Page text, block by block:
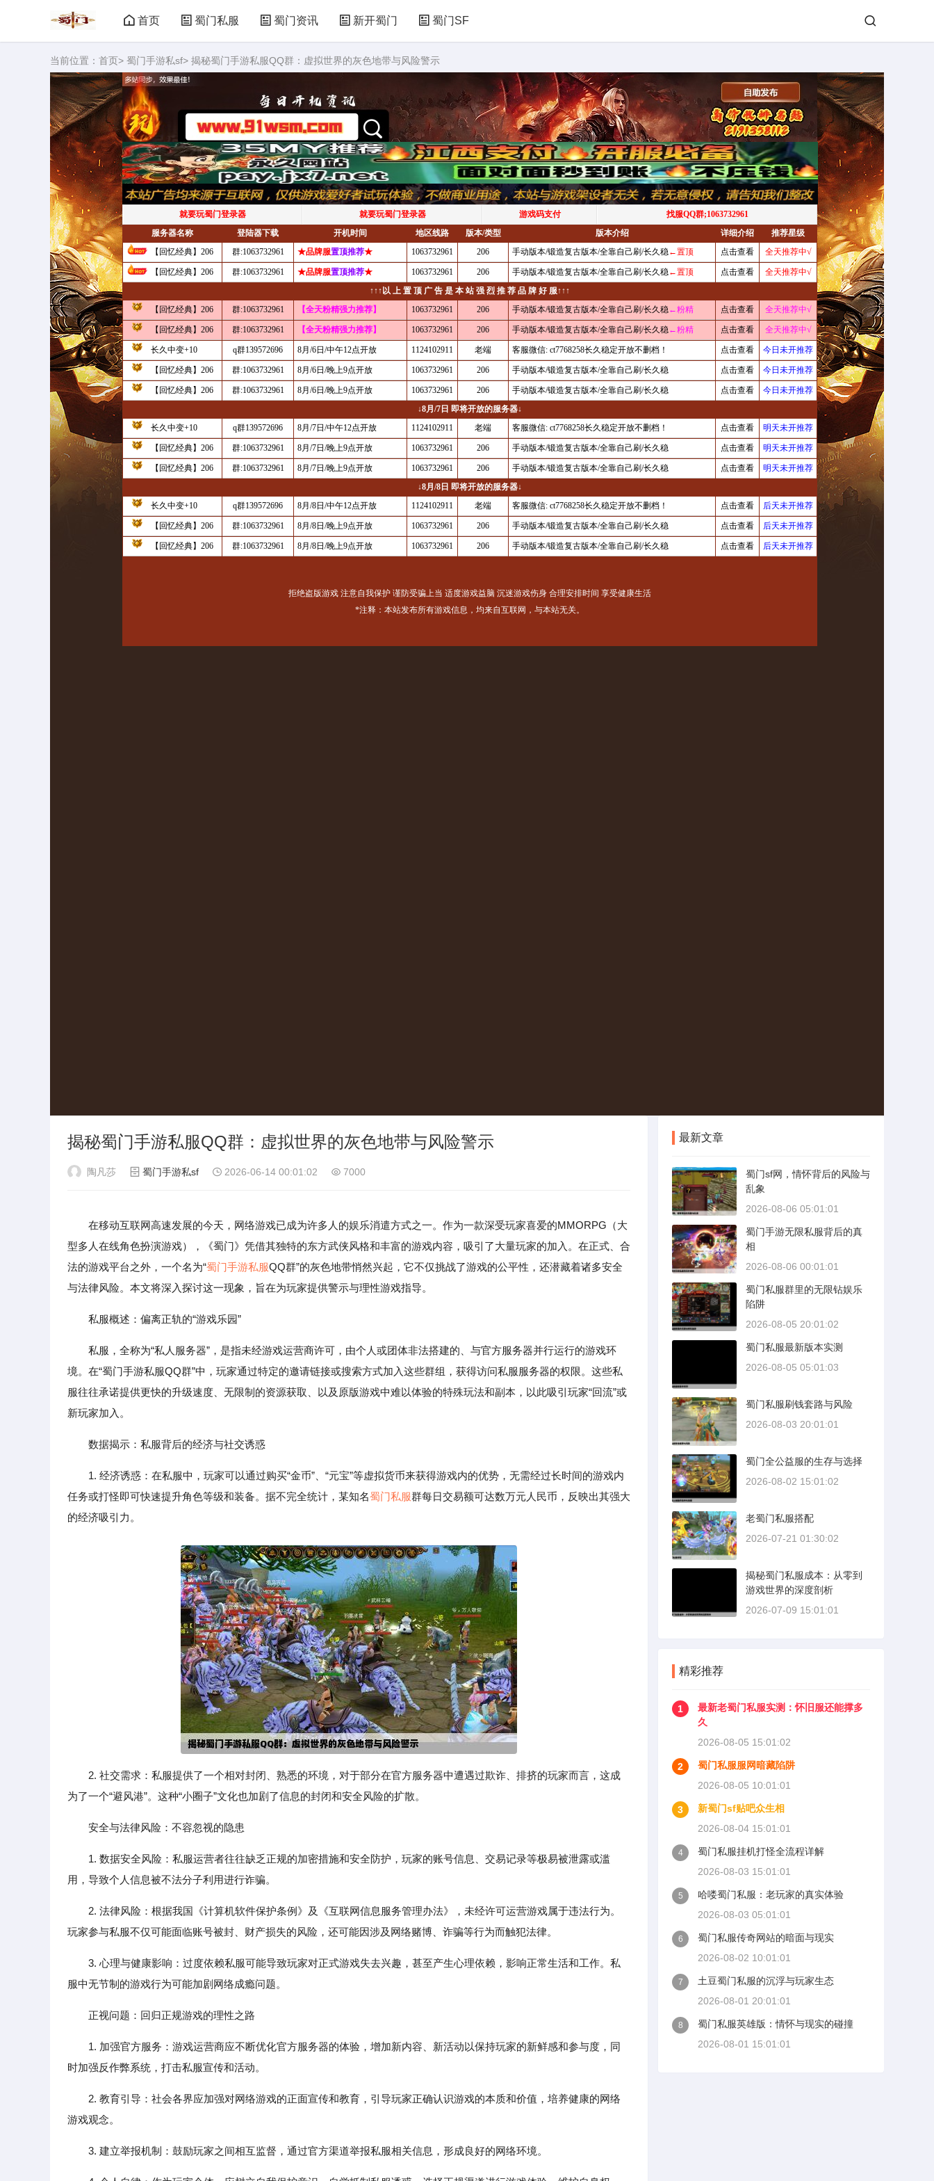
首页 蜀门私服 蜀门资讯 新开蜀门 蜀门SF
当前位置： 首页> 蜀门手游私sf> 揭秘蜀门手游私服QQ群：虚拟世界的灰色地带与风险警示
揭秘蜀门手游私服QQ群：虚拟世界的灰色地带与风险警示
陶凡莎 蜀门手游私sf 2026-06-14 00:01:02 7000
在移动互联网高速发展的今天，网络游戏已成为许多人的娱乐消遣方式之一。作为一款深受玩家喜爱的MMORPG（大
型多人在线角色扮演游戏），《蜀门》凭借其独特的东方武侠风格和丰富的游戏内容，吸引了大量玩家的加入。在正式、合
法的游戏平台之外，一个名为“蜀门手游私服QQ群”的灰色地带悄然兴起，它不仅挑战了游戏的公平性，还潜藏着诸多安全
与法律风险。本文将深入探讨这一现象，旨在为玩家提供警示与理性游戏指导。
私服概述：偏离正轨的“游戏乐园”
私服，全称为“私人服务器”，是指未经游戏运营商许可，由个人或团体非法搭建的、与官方服务器并行运行的游戏环
境。在“蜀门手游私服QQ群”中，玩家通过特定的邀请链接或搜索方式加入这些群组，获得访问私服服务器的权限。这些私
服往往承诺提供更快的升级速度、无限制的资源获取、以及原版游戏中难以体验的特殊玩法和副本，以此吸引玩家“回流”或
新玩家加入。
数据揭示：私服背后的经济与社交诱惑
1. 经济诱惑：在私服中，玩家可以通过购买“金币”、“元宝”等虚拟货币来获得游戏内的优势，无需经过长时间的游戏内
任务或打怪即可快速提升角色等级和装备。据不完全统计，某知名蜀门私服群每日交易额可达数万元人民币，反映出其强大
的经济吸引力。
2. 社交需求：私服提供了一个相对封闭、熟悉的环境，对于部分在官方服务器中遭遇过欺诈、排挤的玩家而言，这成
为了一个“避风港”。这种“小圈子”文化也加剧了信息的封闭和安全风险的扩散。
安全与法律风险：不容忽视的隐患
1. 数据安全风险：私服运营者往往缺乏正规的加密措施和安全防护，玩家的账号信息、交易记录等极易被泄露或滥
用，导致个人信息被不法分子利用进行诈骗。
2. 法律风险：根据我国《计算机软件保护条例》及《互联网信息服务管理办法》，未经许可运营游戏属于违法行为。
玩家参与私服不仅可能面临账号被封、财产损失的风险，还可能因涉及网络赌博、诈骗等行为而触犯法律。
3. 心理与健康影响：过度依赖私服可能导致玩家对正式游戏失去兴趣，甚至产生心理依赖，影响正常生活和工作。私
服中无节制的游戏行为可能加剧网络成瘾问题。
正视问题：回归正规游戏的理性之路
1. 加强官方服务：游戏运营商应不断优化官方服务器的体验，增加新内容、新活动以保持玩家的新鲜感和参与度，同
时加强反作弊系统，打击私服宣传和活动。
2. 教育引导：社会各界应加强对网络游戏的正面宣传和教育，引导玩家正确认识游戏的本质和价值，培养健康的网络
游戏观念。
3. 建立举报机制：鼓励玩家之间相互监督，通过官方渠道举报私服相关信息，形成良好的网络环境。
最新文章
蜀门sf网，情怀背后的风险与
乱象
2026-08-06 05:01:01
蜀门手游无限私服背后的真
相
2026-08-06 00:01:01
蜀门私服群里的无限钻娱乐
陷阱
2026-08-05 20:01:02
蜀门私服最新版本实测
2026-08-05 05:01:03
蜀门私服刷钱套路与风险
2026-08-03 20:01:01
蜀门全公益服的生存与选择
2026-08-02 15:01:02
老蜀门私服搭配
2026-07-21 01:30:02
揭秘蜀门私服成本：从零到
游戏世界的深度剖析
2026-07-09 15:01:01
精彩推荐
1
最新老蜀门私服实测：怀旧服还能撑多
久
2026-08-05 15:01:02
2
蜀门私服服网暗藏陷阱
2026-08-05 10:01:01
3
新蜀门sf贴吧众生相
2026-08-04 15:01:01
4
蜀门私服挂机打怪全流程详解
2026-08-03 15:01:01
5
哈喽蜀门私服：老玩家的真实体验
2026-08-03 05:01:01
6
蜀门私服传奇网站的暗面与现实
2026-08-02 10:01:01
7
土豆蜀门私服的沉浮与玩家生态
2026-08-01 20:01:01
8
蜀门私服英雄版：情怀与现实的碰撞
2026-08-01 15:01:01